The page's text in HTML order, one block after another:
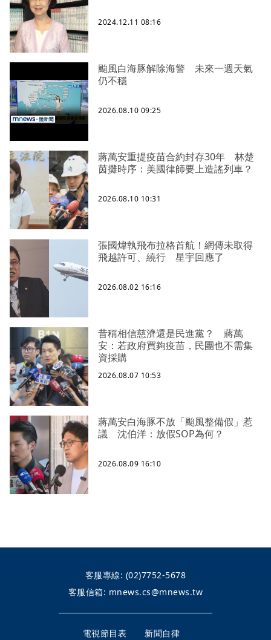
2024.12.11 08:16
颱風白海豚解除海警 未來一週天氣
仍不穩
2026.08.10 09:25
蔣萬安重提疫苗合約封存30年 林楚
茵攤時序：美國律師要上造謠列車？
2026.08.10 10:31
張國煒執飛布拉格首航！網傳未取得
飛越許可、繞行 星宇回應了
2026.08.02 16:16
昔稱相信慈濟還是民進黨？ 蔣萬
安：若政府買夠疫苗，民團也不需集
資採購
2026.08.07 10:53
蔣萬安白海豚不放「颱風整備假」惹
議 沈伯洋：放假SOP為何？
2026.08.09 16:10
客服專線: (02)7752-5678
客服信箱: mnews.cs@mnews.tw
電視節目表 新聞自律